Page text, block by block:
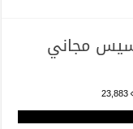
مجاني
23,883